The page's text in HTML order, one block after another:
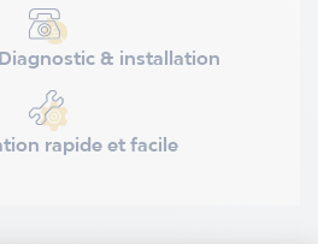
& installation
rapide et facile